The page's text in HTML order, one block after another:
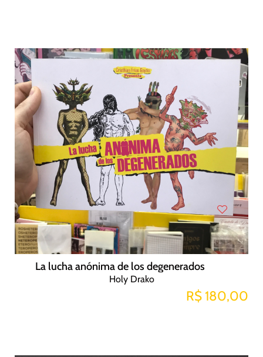
La lucha anónima de los degenerados
Holy Drako
R$ 180,00